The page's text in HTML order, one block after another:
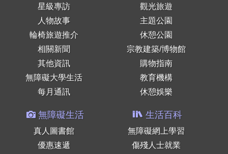
星級專訪
人物故事
輪椅旅遊推介
相關新聞
其他資訊
無障礙大學生活
每月通訊
觀光旅遊
主題公園
休憩公園
宗教建築/博物館
購物指南
教育機構
休憩娛樂
無障礙生活
真人圖書館
優惠速遞
生活百科
無障礙網上學習
傷殘人士就業